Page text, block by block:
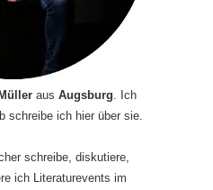
aus Augsburg . Ich
schreibe ich hier über sie.
schreibe, diskutiere,
ich Literaturevents im